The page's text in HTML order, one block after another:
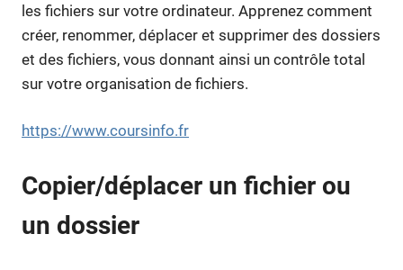
les fichiers sur votre ordinateur. Apprenez comment
créer, renommer, déplacer et supprimer des dossiers
et des fichiers, vous donnant ainsi un contrôle total
sur votre organisation de fichiers.
https://www.coursinfo.fr
Copier/déplacer un fichier ou
un dossier